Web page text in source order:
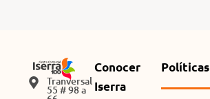
Tranversal
55 # 98 a
Conocer
Iserra
Políticas